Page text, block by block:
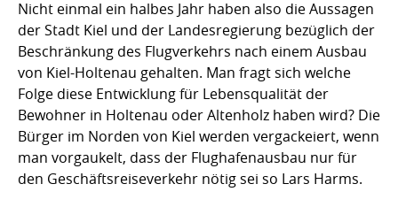
Nicht einmal ein halbes Jahr haben also die Aussagen
der Stadt Kiel und der Landesregierung bezüglich der
Beschränkung des Flugverkehrs nach einem Ausbau
von Kiel-Holtenau gehalten. Man fragt sich welche
Folge diese Entwicklung für Lebensqualität der
Bewohner in Holtenau oder Altenholz haben wird? Die
Bürger im Norden von Kiel werden vergackeiert, wenn
man vorgaukelt, dass der Flughafenausbau nur für
den Geschäftsreiseverkehr nötig sei so Lars Harms.